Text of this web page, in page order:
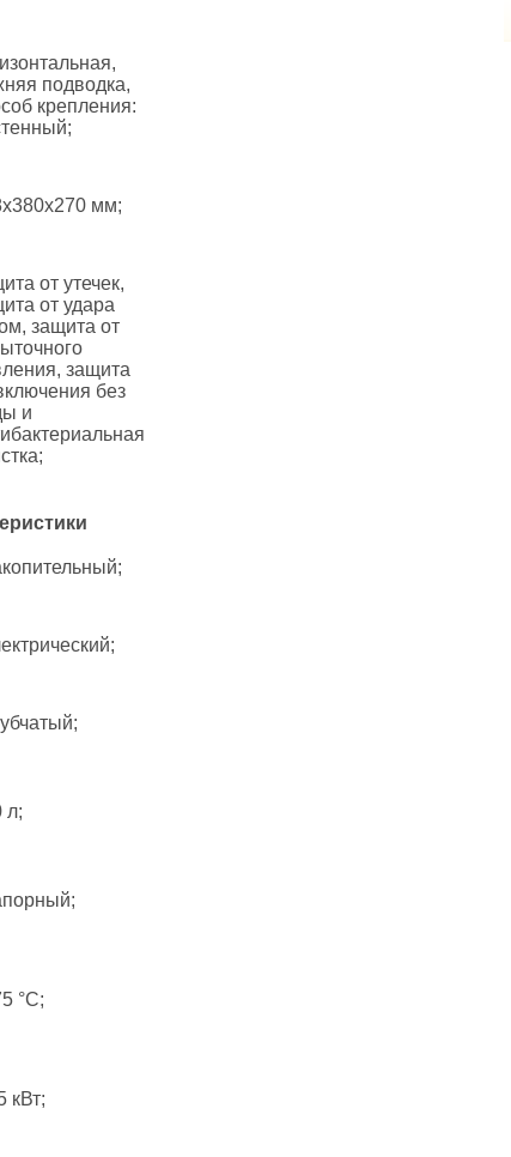
подводка,
крепления:
мм;
от утечек,
от удара
защита от
защита
без
и
л;
°С;
кВт;